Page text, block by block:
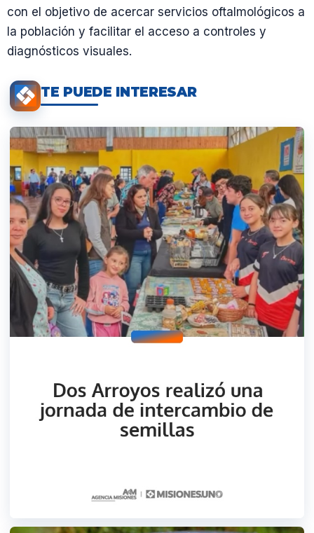
con el objetivo de acercar servicios oftalmológicos a
la población y facilitar el acceso a controles y
diagnósticos visuales.
TE PUEDE INTERESAR